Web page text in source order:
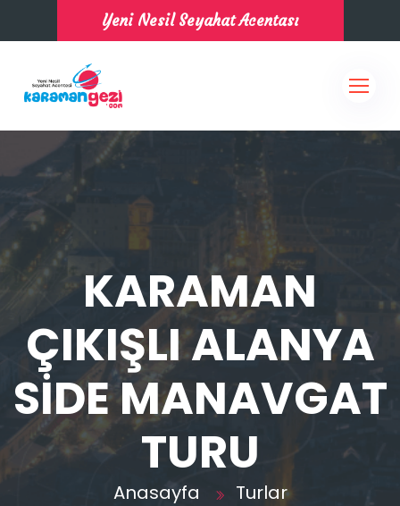
Yeni Nesil Seyahat Acentası
KARAMAN
ÇIKIŞLI ALANYA
SİDE MANAVGAT
TURU
Anasayfa Turlar